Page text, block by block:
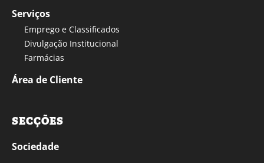
Serviços
Emprego e Classificados
Divulgação Institucional
Farmácias
Área de Cliente
SECÇÕES
Sociedade